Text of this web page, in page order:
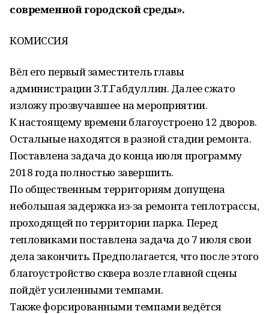
современной городской среды».
КОМИССИЯ
Вёл его первый заместитель главы
администрации З.Т.Габдуллин. Далее сжато
изложу прозвучавшее на мероприятии.
К настоящему времени благоустроено 12 дворов.
Остальные находятся в разной стадии ремонта.
Поставлена задача до конца июля программу
2018 года полностью завершить.
По общественным территориям допущена
небольшая задержка из-за ремонта теплотрассы,
проходящей по территории парка. Перед
тепловиками поставлена задача до 7 июля свои
дела закончить. Предполагается, что после этого
благоустройство сквера возле главной сцены
пойдёт усиленными темпами.
Также форсированными темпами ведётся